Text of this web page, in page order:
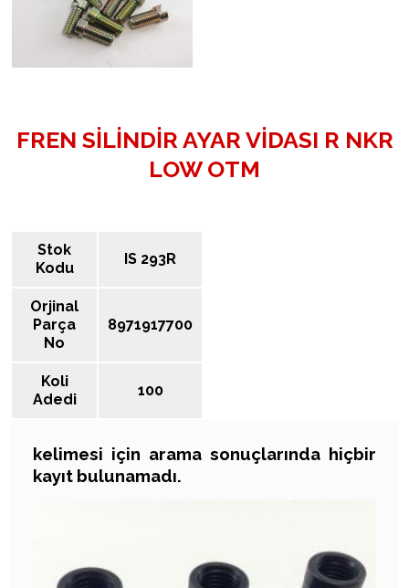
FREN SİLİNDİR AYAR VİDASI R NKR
LOW OTM
Stok
Kodu
IS 293R
Orjinal
Parça
No
8971917700
Koli
Adedi
100
kelimesi için arama sonuçlarında hiçbir
kayıt bulunamadı.
ARAMA SONUÇLARI